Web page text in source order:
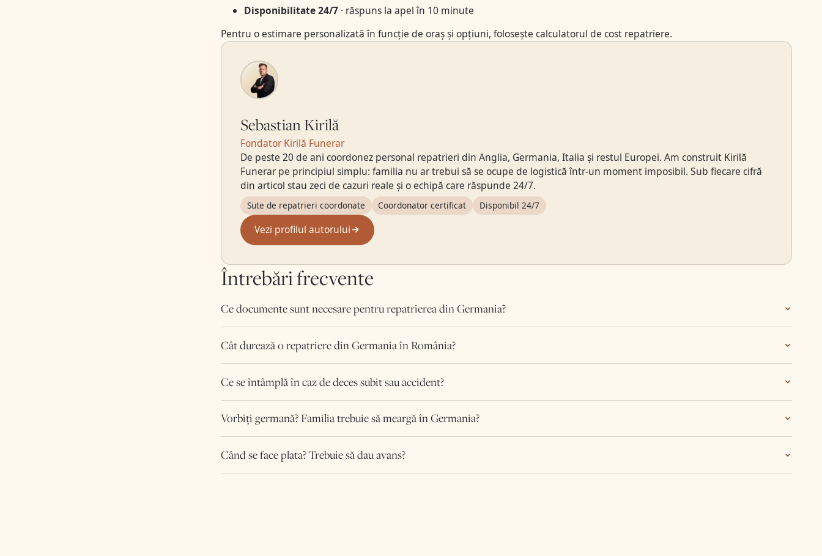
Disponibilitate 24/7· răspuns la apel în 10 minute
Pentru o estimare personalizată în funcție de oraș și opțiuni, folosește calculatorul de cost repatriere.
Sebastian Kirilă
Fondator Kirilă Funerar
De peste 20 de ani coordonez personal repatrieri din Anglia, Germania, Italia și restul Europei. Am construit Kirilă
Funerar pe principiul simplu: familia nu ar trebui să se ocupe de logistică într-un moment imposibil. Sub fiecare cifră
din articol stau zeci de cazuri reale și o echipă care răspunde 24/7.
Sute de repatrieri coordonate Coordonator certificat Disponibil 24/7
Vezi profilul autorului
Întrebări frecvente
Ce documente sunt necesare pentru repatrierea din Germania?
Cât durează o repatriere din Germania în România?
Ce se întâmplă în caz de deces subit sau accident?
Vorbiți germană? Familia trebuie să meargă în Germania?
Când se face plata? Trebuie să dau avans?